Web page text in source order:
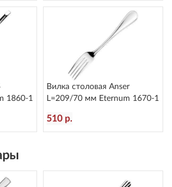
1860-1
Вилка столовая Anser
L=209/70 мм Eternum 1670-1
510 р.